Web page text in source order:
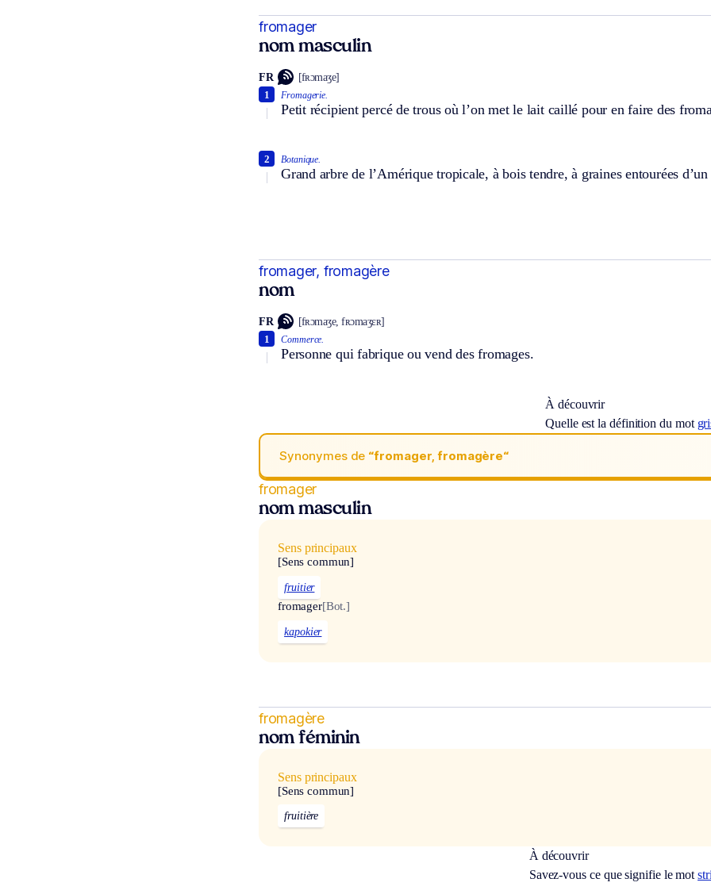
fromager
nom masculin
FR [fʀɔmaʒe]
Fromagerie.
Petit récipient percé de trous où l’on met le lait caillé pour en faire des
1
Botanique.
Grand arbre de l’Amérique tropicale, à bois tendre, à graines entourées
2
fromager, fromagère
nom
FR [fʀɔmaʒe, fʀɔmaʒɛʀ]
Commerce.
Personne qui fabrique ou vend des fromages.
1
À découvrir
Quelle est la définition du mot
Synonymes de “fromager, fromagère“
fromager
nom masculin
Sens principaux
[Sens commun]
fruitier
fromager[Bot.]
kapokier
fromagère
nom féminin
Sens principaux
[Sens commun]
fruitière
À découvrir
Savez-vous ce que signifie le mot